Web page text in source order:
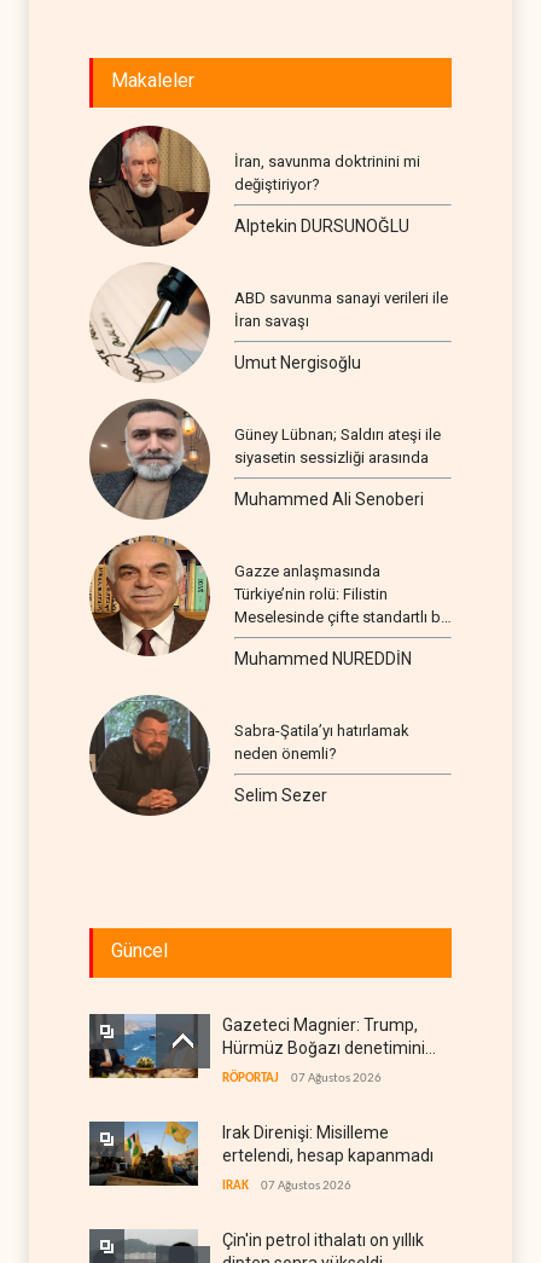
Makaleler
İran, savunma doktrinini mi
değiştiriyor?
Alptekin DURSUNOĞLU
ABD savunma sanayi verileri ile
İran savaşı
Umut Nergisoğlu
Güney Lübnan; Saldırı ateşi ile
siyasetin sessizliği arasında
Muhammed Ali Senoberi
Gazze anlaşmasında
Türkiye’nin rolü: Filistin
Meselesinde çifte standartlı bir
seyir
Muhammed NUREDDİN
Sabra-Şatila’yı hatırlamak
neden önemli?
Selim Sezer
Güncel
Gazeteci Magnier: Trump,
Hürmüz Boğazı denetimini
doğrudan İran ve Umman'a
RÖPORTAJ 07 Ağustos 2026
Irak Direnişi: Misilleme
ertelendi, hesap kapanmadı
IRAK 07 Ağustos 2026
Çin'in petrol ithalatı on yıllık